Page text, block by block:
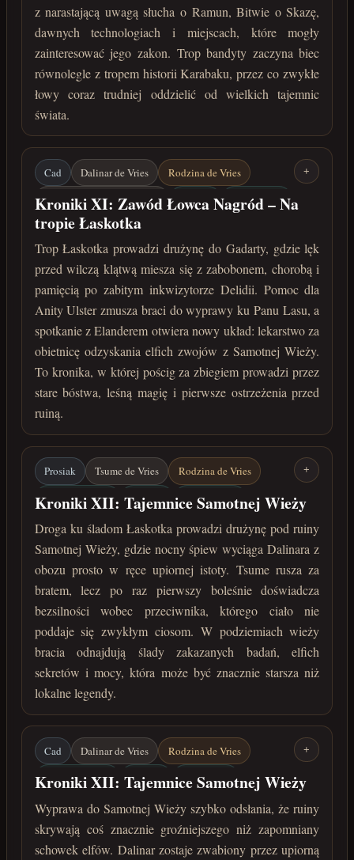
z narastającą uwagą słucha o Ramun, Bitwie o Skazę,
dawnych technologiach i miejscach, które mogły
zainteresować jego zakon. Trop bandyty zaczyna biec
równolegle z tropem historii Karabaku, przez co zwykłe
łowy coraz trudniej oddzielić od wielkich tajemnic
świata.
Cad Dalinar de Vries
Rodzina de Vries
Łaskotek / Jharmme Sindar
Gadarta
Anita Ulster
Pan Lasu
Elander
Samotna Wieża
maj 222 roku po Zaćmieniu
+
Kroniki XI: Zawód Łowca Nagród – Na
tropie Łaskotka
Trop Łaskotka prowadzi drużynę do Gadarty, gdzie lęk
przed wilczą klątwą miesza się z zabobonem, chorobą i
pamięcią po zabitym inkwizytorze Delidii. Pomoc dla
Anity Ulster zmusza braci do wyprawy ku Panu Lasu, a
spotkanie z Elanderem otwiera nowy układ: lekarstwo za
obietnicę odzyskania elfich zwojów z Samotnej Wieży.
To kronika, w której pościg za zbiegiem prowadzi przez
stare bóstwa, leśną magię i pierwsze ostrzeżenia przed
ruiną.
Prosiak Tsume de Vries
Rodzina de Vries
Samotna Wieża
Niebyty
Elfie sekrety
Zakazane badania
maj 222 roku po Zaćmieniu
+
Kroniki XII: Tajemnice Samotnej Wieży
Droga ku śladom Łaskotka prowadzi drużynę pod ruiny
Samotnej Wieży, gdzie nocny śpiew wyciąga Dalinara z
obozu prosto w ręce upiornej istoty. Tsume rusza za
bratem, lecz po raz pierwszy boleśnie doświadcza
bezsilności wobec przeciwnika, którego ciało nie
poddaje się zwykłym ciosom. W podziemiach wieży
bracia odnajdują ślady zakazanych badań, elfich
sekretów i mocy, która może być znacznie starsza niż
lokalne legendy.
Cad Dalinar de Vries
Rodzina de Vries
Samotna Wieża
Elander
Elfie zwoje
Zakazane eksperymenty
Czarna szczelina
Nieumarły strażnik
maj 222 roku po Zaćmieniu
+
Kroniki XII: Tajemnice Samotnej Wieży
Wyprawa do Samotnej Wieży szybko odsłania, że ruiny
skrywają coś znacznie groźniejszego niż zapomniany
schowek elfów. Dalinar zostaje zwabiony przez upiorną